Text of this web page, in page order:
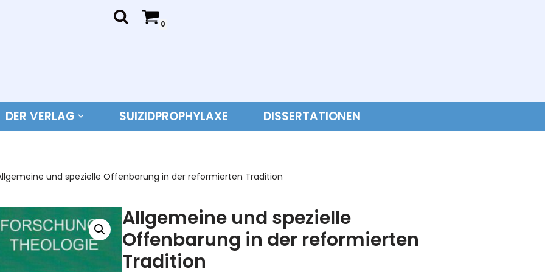
0
DER VERLAG SUIZIDPROPHYLAXE DISSERTATIONEN
und spezielle Offenbarung in der reformierten Tradition
Allgemeine und spezielle
Offenbarung in der reformierten
Tradition